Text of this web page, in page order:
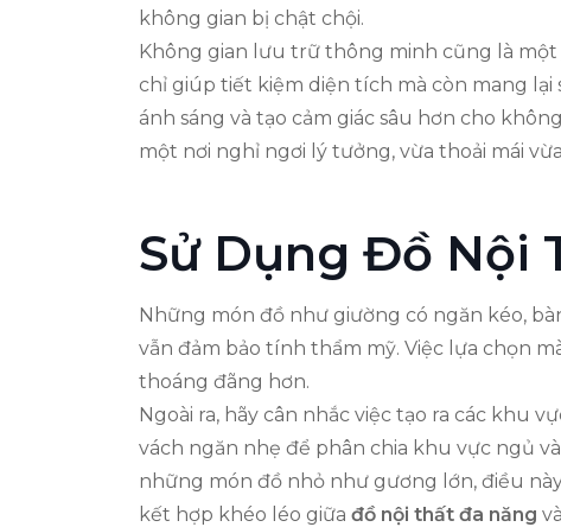
không gian bị chật chội.
Không gian lưu trữ thông minh cũng là
chỉ giúp tiết kiệm diện tích mà còn mang
ánh sáng và tạo cảm giác sâu hơn cho
một nơi nghỉ ngơi lý tưởng, vừa thoải mái
Sử Dụng Đồ Nội
Những món đồ như giường có ngăn kéo,
vẫn đảm bảo tính thẩm mỹ. Việc lựa chọn
thoáng đãng hơn.
Ngoài ra, hãy cân nhắc việc tạo ra các khu
vách ngăn nhẹ để phân chia khu vực ngủ
những món đồ nhỏ như gương lớn, điều
kết hợp khéo léo giữa đồ nội thất đa năng